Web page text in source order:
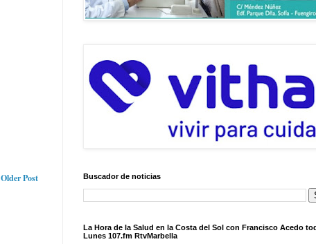
Older Post Buscador de noticias
La Hora de la Salud en la Costa del Sol con Francisco Acedo
Lunes 107.fm RtvMarbella